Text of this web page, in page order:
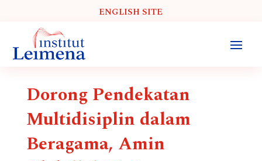
ENGLISH SITE
Dorong Pendekatan
Multidisiplin dalam
Beragama, Amin